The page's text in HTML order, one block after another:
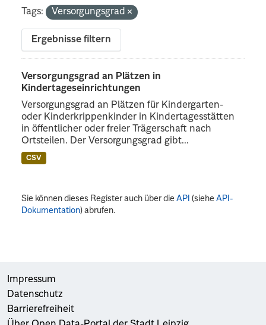
Tags: Versorgungsgrad
Ergebnisse filtern
Versorgungsgrad an Plätzen in
Kindertageseinrichtungen
Versorgungsgrad an Plätzen für Kindergarten-
oder Kinderkrippenkinder in Kindertagesstätten
in öffentlicher oder freier Trägerschaft nach
Ortsteilen. Der Versorgungsgrad gibt...
CSV
Sie können dieses Register auch über dieAPI (sieheAPI-
Dokumentation) abrufen.
Impressum
Datenschutz
Barrierefreiheit